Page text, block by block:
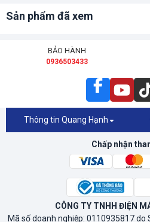
Sản phẩm đã xem
BẢO HÀNH
0936503433
Thông tin Quang Hạnh
Chấp nhận
CÔNG TY TNHH ĐIỆN
Mã số doanh nghiệp: 0110935817 do